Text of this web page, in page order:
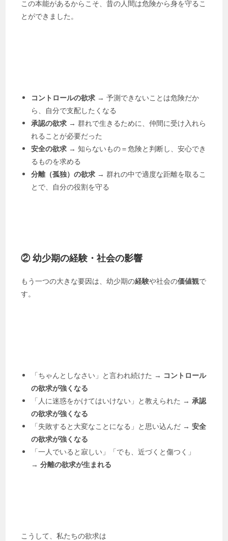
この本能があるからこそ、昔の人間は危険から身を守るこ
とができました。
コントロールの欲求 → 予測できないことは危険だか
ら、自分で支配したくなる
承認の欲求 → 群れで生きるために、仲間に受け入れら
れることが必要だった
安全の欲求 → 知らないもの＝危険と判断し、安心でき
るものを求める
分離（孤独）の欲求 → 群れの中で適度な距離を取るこ
とで、自分の役割を守る
② 幼少期の経験・社会の影響
もう一つの大きな要因は、幼少期の経験や社会の価値観で
す。
「ちゃんとしなさい」と言われ続けた → コントロール
の欲求が強くなる
「人に迷惑をかけてはいけない」と教えられた →承認
の欲求が強くなる
「失敗すると大変なことになる」と思い込んだ →安全
の欲求が強くなる
「一人でいると寂しい」「でも、近づくと傷つく」
→分離の欲求が生まれる
こうして、私たちの欲求は